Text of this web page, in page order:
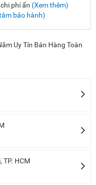
phí ẩn (Xem thêm)
bảo hành)
Uy Tín Bán Hàng Toàn
TP. HCM